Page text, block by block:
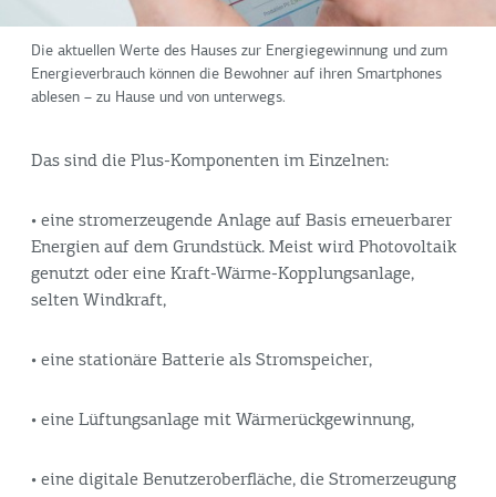
Die aktuellen Werte des Hauses zur Energiegewinnung und zum
Energieverbrauch können die Bewohner auf ihren Smartphones
ablesen – zu Hause und von unterwegs.
Das sind die Plus-Komponenten im Einzelnen:
• eine stromerzeugende Anlage auf Basis erneuerbarer
Energien auf dem Grundstück. Meist wird Photovoltaik
genutzt oder eine Kraft-Wärme-Kopplungsanlage,
selten Windkraft,
• eine stationäre Batterie als Stromspeicher,
• eine Lüftungsanlage mit Wärmerückgewinnung,
• eine digitale Benutzeroberfläche, die Stromerzeugung